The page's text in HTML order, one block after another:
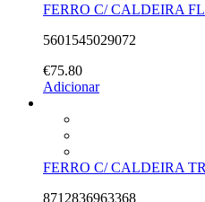
FERRO C/ CALDEIRA
5601545029072
€75.80
Adicionar
FERRO C/ CALDEIRA
8712836963368